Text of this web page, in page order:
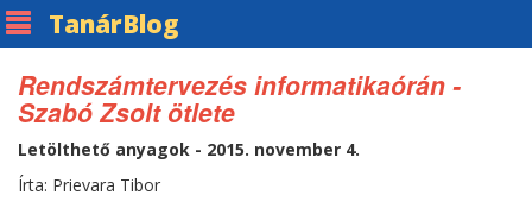
TanárBlog
Rendszámtervezés informatikaórán -
Szabó Zsolt ötlete
Letölthető anyagok - 2015. november 4.
Írta: Prievara Tibor